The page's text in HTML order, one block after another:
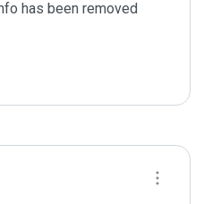
has been removed